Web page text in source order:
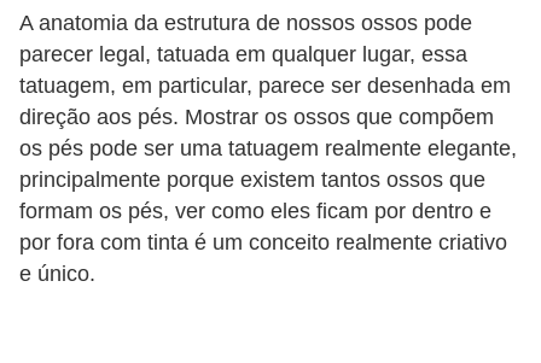
A anatomia da estrutura de nossos ossos pode
parecer legal, tatuada em qualquer lugar, essa
tatuagem, em particular, parece ser desenhada em
direção aos pés. Mostrar os ossos que compõem
os pés pode ser uma tatuagem realmente elegante,
principalmente porque existem tantos ossos que
formam os pés, ver como eles ficam por dentro e
por fora com tinta é um conceito realmente criativo
e único.
i
c
o
s
M
o
d
a